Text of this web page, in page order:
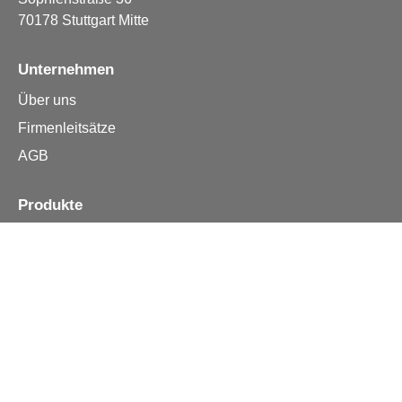
70178 Stuttgart Mitte
Unternehmen
Über uns
Firmenleitsätze
AGB
Produkte